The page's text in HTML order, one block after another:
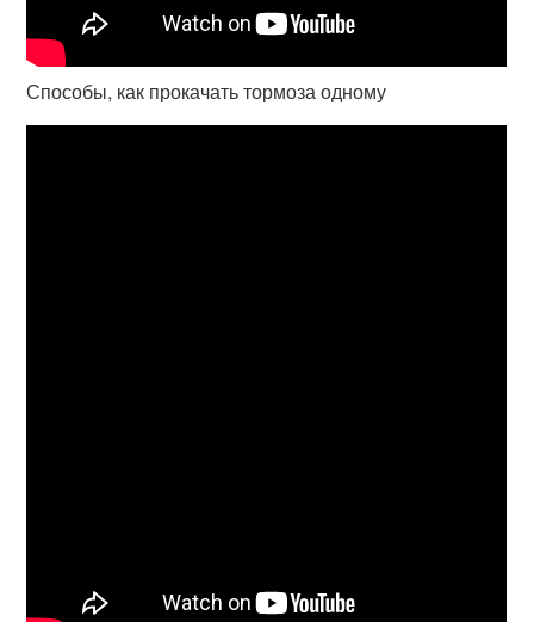
Способы, как прокачать тормоза одному